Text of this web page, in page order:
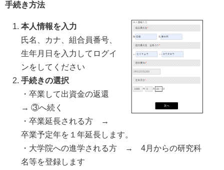
手続き方法
本人情報を入力
氏名、カナ、組合員番号、
生年月日を入力してログイ
ンをしてください
手続きの選択
・卒業して出資金の返還
→ ③へ続く
・卒業延長される方 →
卒業予定年を１年延長します。
・大学院への進学される方 → 4月からの研究科
名等を登録します